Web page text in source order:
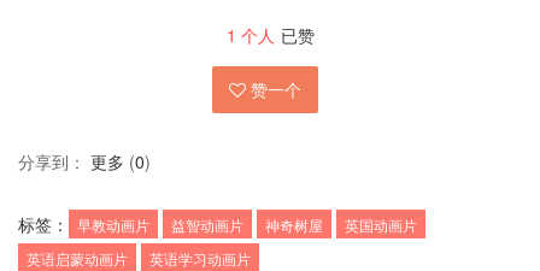
1 个人 已赞
赞一个
分享到： 更多 (0)
标签： 早教动画片 益智动画片 神奇树屋
英国动画片
英语启蒙动画片
英语学习动画片